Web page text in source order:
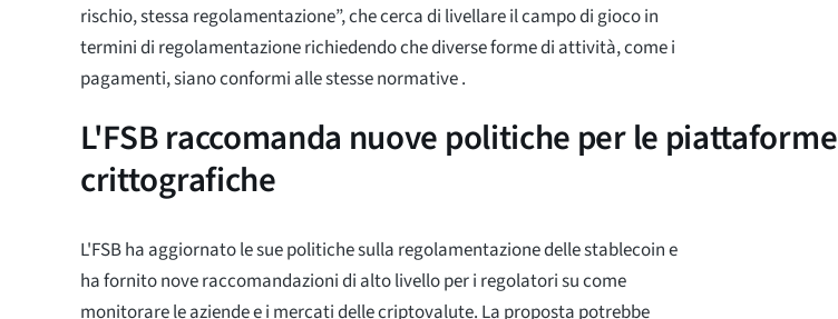
rischio, stessa regolamentazione”, che cerca di livellare il campo di gioco in
termini di regolamentazione richiedendo che diverse forme di attività, come i
pagamenti, siano conformi alle stesse normative .
L'FSB raccomanda nuove politiche per le piattaforme
crittografiche
L'FSB ha aggiornato le sue politiche sulla regolamentazione delle stablecoin e
ha fornito nove raccomandazioni di alto livello per i regolatori su come
monitorare le aziende e i mercati delle criptovalute. La proposta potrebbe